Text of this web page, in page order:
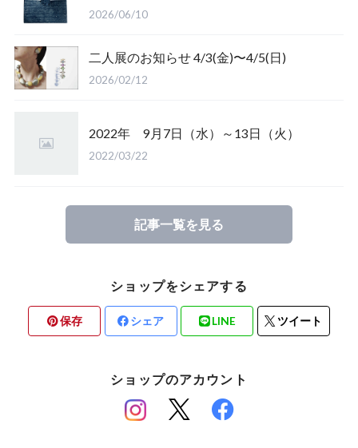
2026/06/10
二人展のお知らせ 4/3(金)〜4/5(日)
2026/02/12
2022年 9月7日（水）～13日（火）
2022/03/22
記事一覧を見る
ショップをシェアする
保存 シェア LINE ツイート
ショップのアカウント